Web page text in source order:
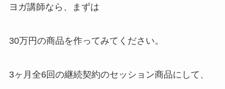
ヨガ講師なら、まずは
30万円の商品を作ってみてください。
3ヶ月全6回の継続契約のセッション商品にして、